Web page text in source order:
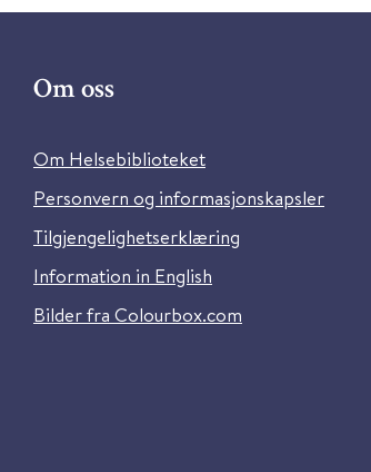
Om oss
Om Helsebiblioteket
Personvern og informasjonskapsler
Tilgjengelighetserklæring
Information in English
Bilder fra Colourbox.com